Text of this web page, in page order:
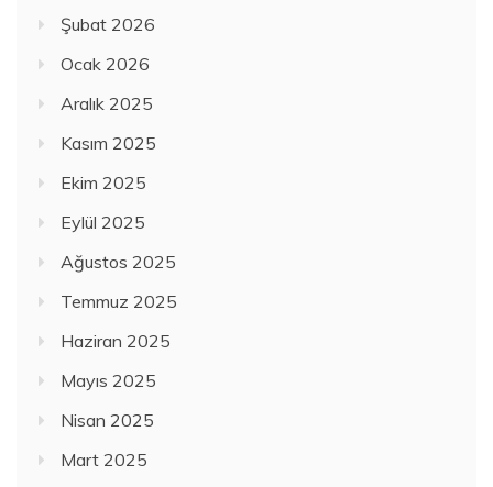
Şubat 2026
Ocak 2026
Aralık 2025
Kasım 2025
Ekim 2025
Eylül 2025
Ağustos 2025
Temmuz 2025
Haziran 2025
Mayıs 2025
Nisan 2025
Mart 2025